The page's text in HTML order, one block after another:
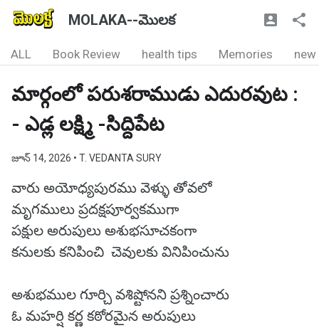
MOLAKA--మొలక
ALL Book Review health tips Memories new
మార్గంలో పరుశరాముడు ఎదురవుట :
- ఎడ్ల లక్ష్మి -సిద్దిపేట
జూన్ 14, 2026 • T. VEDANTA SURY
వారు అయోధ్యపురము వెళ్ళు తోవలో
మృగములు ప్రదక్షపూర్వకముగా
పక్షుల అరుపులు అశుభసూచకంగా
కనులకు కనిపించి చెవులకు వినిపించును
అశుభముల గూర్చి వశిష్టోనని ప్రశ్నించారు
ఓ మహర్షి కర్ణ కఠోరమైన అరుపులు